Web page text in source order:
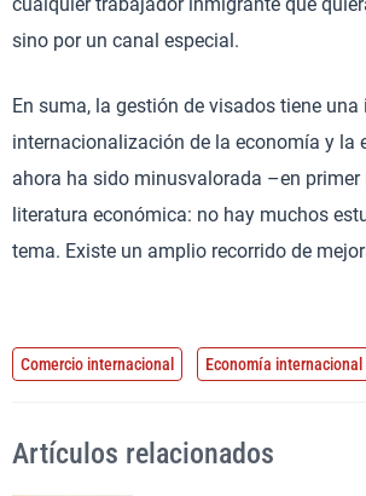
sino por un canal especial.
En suma, la gestión de visados tiene
internacionalización de la economía y la
ahora ha sido minusvalorada –en primer
literatura económica: no hay muchos
tema. Existe un amplio recorrido de
Comercio internacional Economía internacional
Artículos relacionados